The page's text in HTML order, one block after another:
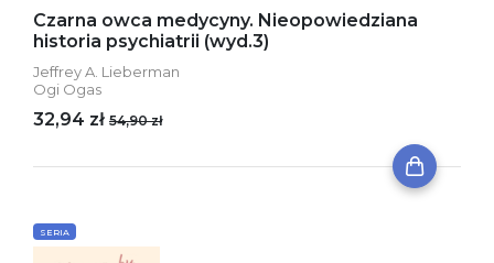
Czarna owca medycyny. Nieopowiedziana
historia psychiatrii (wyd.3)
Jeffrey A. Lieberman
Ogi Ogas
32,94 zł 54,90 zł
SERIA